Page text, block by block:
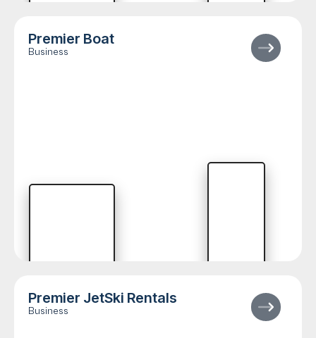
Premier Boat
Business
Premier JetSki Rentals
Business